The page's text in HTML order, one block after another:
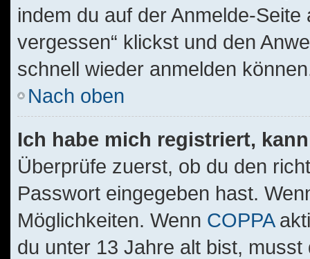
indem du auf der Anmelde-
vergessen“ klickst und den
schnell wieder anmelden
Nach oben
Ich habe mich registriert,
Überprüfe zuerst, ob du den
Passwort eingegeben hast.
Möglichkeiten. Wenn COPPA
du unter 13 Jahre alt bist,